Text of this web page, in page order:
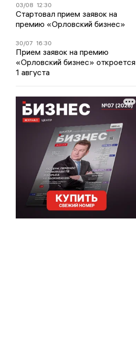
03/08 12:30
Стартовал прием заявок на
премию «Орловский бизнес»
30/07 16:30
Прием заявок на премию
«Орловский бизнес» откроется
1 августа